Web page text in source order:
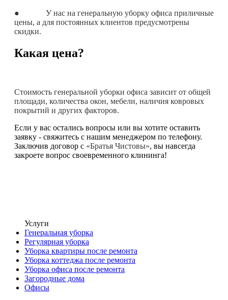
● У нас на генеральную уборку офиса приличные
цены, а для постоянных клиентов предусмотрены
скидки.
Какая цена?
Стоимость генеральной уборки офиса зависит от общей
площади, количества окон, мебели, наличия ковровых
покрытий и других факторов.
Если у вас остались вопросы или вы хотите оставить
заявку - свяжитесь с нашим менеджером по телефону.
Заключив договор с «Братья Чистовы», вы навсегда
закроете вопрос своевременного клининга!
Услуги
Генеральная уборка
Регулярная уборка
Уборка квартиры после ремонта
Уборка коттеджа после ремонта
Уборка офиса после ремонта
Загородные дома
Офисы